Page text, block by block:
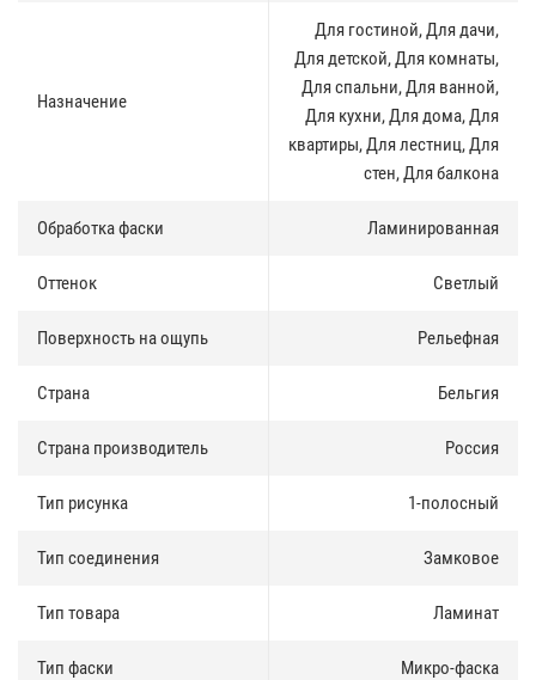
испытаний на соответствие международным стандартам
качества, поэтому производитель предоставляет расширенную
Назначение
Для гостиной, Для дачи,
Для детской, Для комнаты,
Для спальни, Для ванной,
Для кухни, Для дома, Для
квартиры, Для лестниц, Для
стен, Для балкона
Обработка фаски Ламинированная
Оттенок Светлый
Поверхность на ощупь Рельефная
Страна Бельгия
Страна производитель Россия
Тип рисунка 1-полосный
Тип соединения Замковое
Тип товара Ламинат
Тип фаски Микро-фаска